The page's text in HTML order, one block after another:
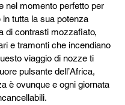
nel momento perfetto per
tutta la sua potenza
di contrasti mozzafiato,
e tramonti che incendiano
viaggio di nozze ti
pulsante dell’Africa,
è ovunque e ogni giornata